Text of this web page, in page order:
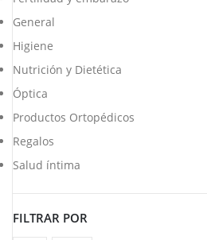
General
Higiene
Nutrición y Dietética
Óptica
Productos Ortopédicos
Regalos
Salud íntima
FILTRAR POR